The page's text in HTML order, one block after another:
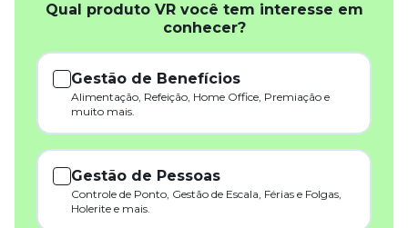
Qual produto VR você tem interesse em
conhecer?
Gestão de Benefícios
Alimentação, Refeição, Home Office, Premiação e
muito mais.
Gestão de Pessoas
Controle de Ponto, Gestão de Escala, Férias e Folgas,
Holerite e mais.